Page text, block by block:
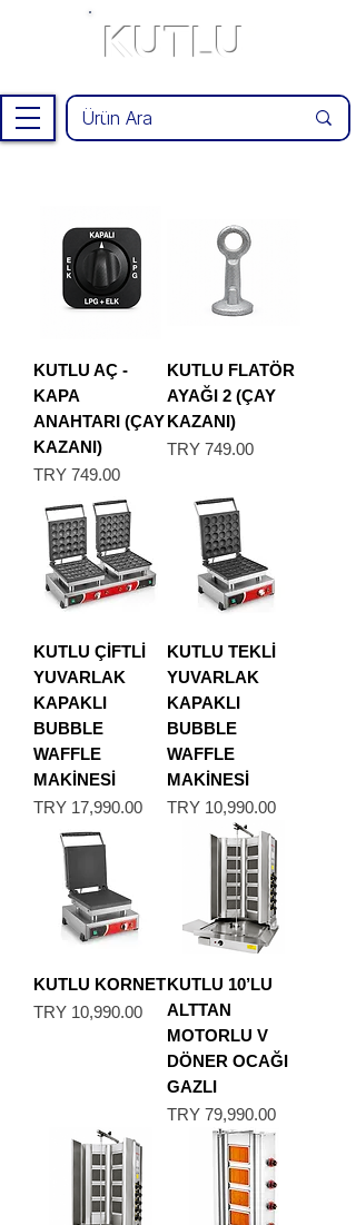
KUTLU
KUTLU AÇ -
KAPA
ANAHTARI (ÇAY
KAZANI)
Price
TRY 749.00
KUTLU FLATÖR
AYAĞI 2 (ÇAY
KAZANI)
Price
TRY 749.00
KUTLU ÇİFTLİ
YUVARLAK
KAPAKLI
BUBBLE
WAFFLE
MAKİNESİ
Price
TRY 17,990.00
KUTLU TEKLİ
YUVARLAK
KAPAKLI
BUBBLE
WAFFLE
MAKİNESİ
Price
TRY 10,990.00
KUTLU KORNET
Price
TRY 10,990.00
KUTLU 10’LU
ALTTAN
MOTORLU V
DÖNER OCAĞI
GAZLI
Price
TRY 79,990.00